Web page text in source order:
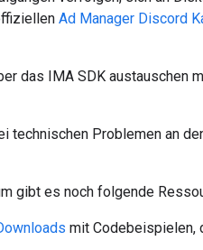
Ad Manager Discord
das IMA SDK austauschen
technischen Problemen an
gibt es noch folgende
mit Codebeispielen,